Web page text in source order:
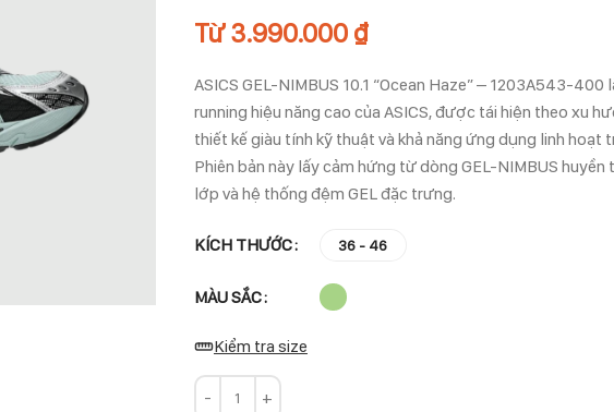
Từ3.990.000 ₫
ASICS GEL-NIMBUS 10.1 “Ocean Haze” – 1203A543-400
running hiệu năng cao của ASICS, được tái hiện theo xu
thiết kế giàu tính kỹ thuật và khả năng ứng dụng linh hoạt
Phiên bản này lấy cảm hứng từ dòng GEL-NIMBUS huyền
lớp và hệ thống đệm GEL đặc trưng.
KÍCH THƯỚC 36 - 46
MÀU SẮC
Kiểm tra size